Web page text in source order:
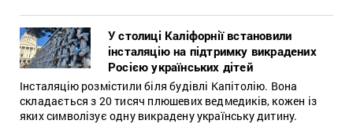
У столиці Каліфорнії встановили
інсталяцію на підтримку викрадених
Росією українських дітей
Інсталяцію розмістили біля будівлі Капітолію. Вона
складається з 20 тисяч плюшевих ведмедиків, кожен із
яких символізує одну викрадену українську дитину.